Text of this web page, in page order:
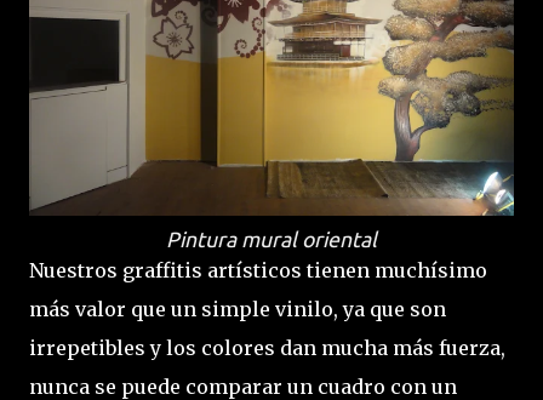
Pintura mural oriental
Nuestros graffitis artísticos tienen muchísimo
más valor que un simple vinilo, ya que son
irrepetibles y los colores dan mucha más fuerza,
nunca se puede comparar un cuadro con un